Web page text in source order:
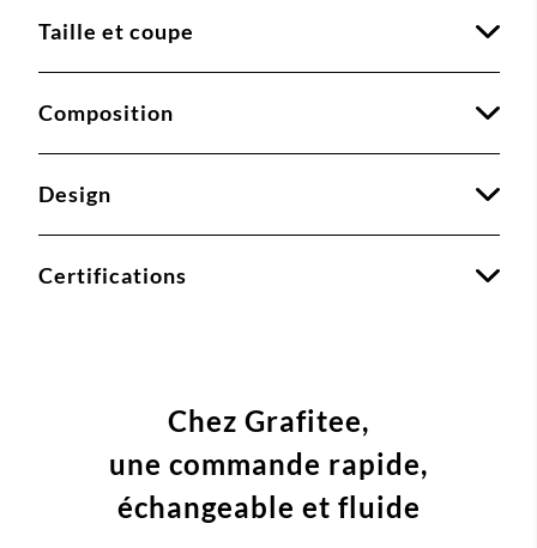
Taille et coupe
Composition
Design
Certifications
Chez Grafitee,
une commande rapide,
échangeable et fluide